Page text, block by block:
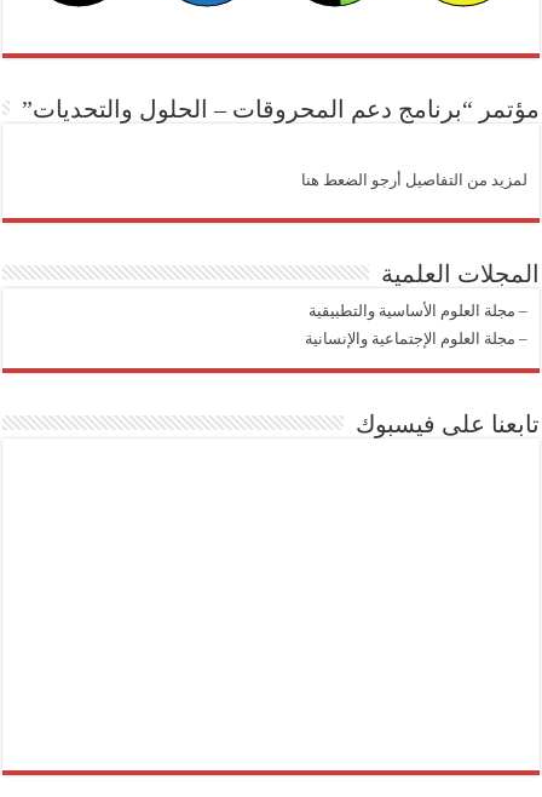
مؤتمر “برنامج دعم المحروقات – الحلول والتحديات”
لمزيد من التفاصيل أرجو الضعط هنا
المجلات العلمية
– مجلة العلوم الأساسية والتطبيقية
– مجلة العلوم الإجتماعية والإنسانية
تابعنا على فيسبوك